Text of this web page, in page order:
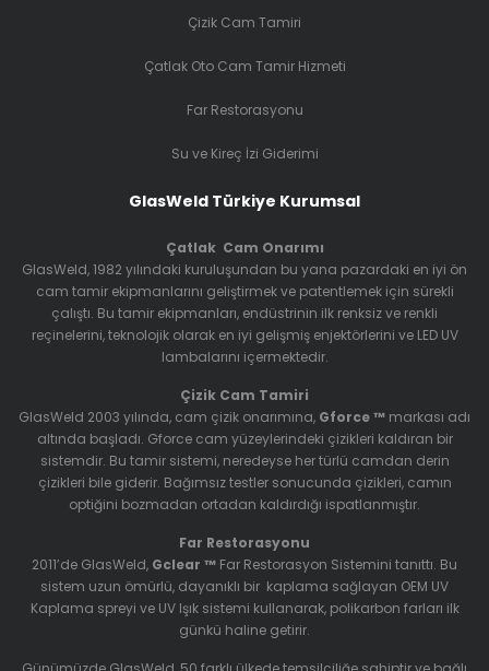
Çizik Cam Tamiri
Çatlak Oto Cam Tamir Hizmeti
Far Restorasyonu
Su ve Kireç İzi Giderimi
GlasWeld Türkiye Kurumsal
Çatlak Cam Onarımı
GlasWeld, 1982 yılındaki kuruluşundan bu yana pazardaki en iyi ön
cam tamir ekipmanlarını geliştirmek ve patentlemek için sürekli
çalıştı. Bu tamir ekipmanları, endüstrinin ilk renksiz ve renkli
reçinelerini, teknolojik olarak en iyi gelişmiş enjektörlerini ve LED UV
lambalarını içermektedir.
Çizik Cam Tamiri
GlasWeld 2003 yılında, cam çizik onarımına, Gforce ™ markası adı
altında başladı. Gforce cam yüzeylerindeki çizikleri kaldıran bir
sistemdir. Bu tamir sistemi, neredeyse her türlü camdan derin
çizikleri bile giderir. Bağımsız testler sonucunda çizikleri, camın
optiğini bozmadan ortadan kaldırdığı ispatlanmıştır.
Far Restorasyonu
2011’de GlasWeld, Gclear ™ Far Restorasyon Sistemini tanıttı. Bu
sistem uzun ömürlü, dayanıklı bir kaplama sağlayan OEM UV
Kaplama spreyi ve UV Işık sistemi kullanarak, polikarbon farları ilk
günkü haline getirir.